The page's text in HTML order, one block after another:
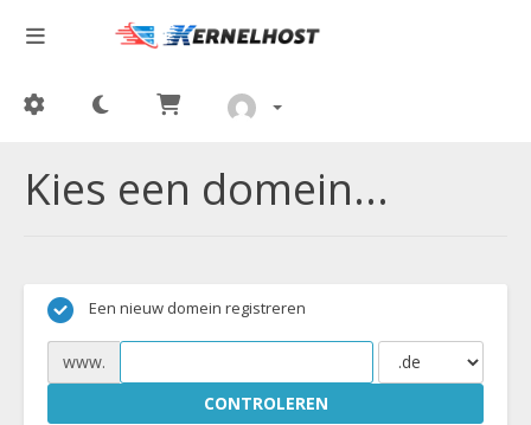
Kies een domein...
Een nieuw domein registreren
www.
CONTROLEREN